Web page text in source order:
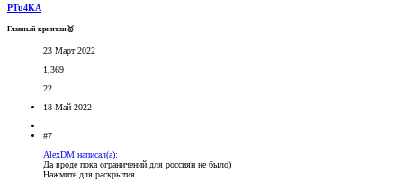
PTu4KA
Главный криптан🥇
23 Март 2022
1,369
22
18 Май 2022
#7
AlexDM написал(а):
Да вроде пока ограничений для россиян не было)
Нажмите для раскрытия...